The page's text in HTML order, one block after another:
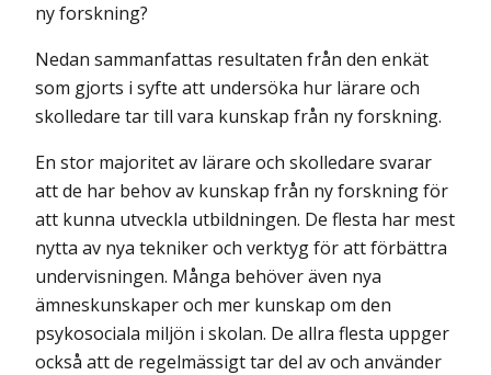
ny forskning?
Nedan sammanfattas resultaten från den enkät
som gjorts i syfte att undersöka hur lärare och
skolledare tar till vara kunskap från ny forskning.
En stor majoritet av lärare och skolledare svarar
att de har behov av kunskap från ny forskning för
att kunna utveckla utbildningen. De flesta har mest
nytta av nya tekniker och verktyg för att förbättra
undervisningen. Många behöver även nya
ämneskunskaper och mer kunskap om den
psykosociala miljön i skolan. De allra flesta uppger
också att de regelmässigt tar del av och använder